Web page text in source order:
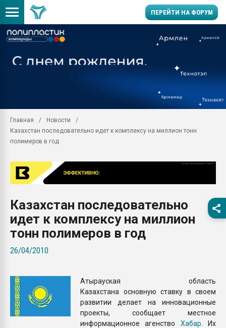
ПЕРЕЙТИ НА ФОРУМ
заводу пластмасс"
первый план в
28.07.2026
ситуацией на
Главная
Новости
Казахстан последовательно идет к комплексу на миллион тонн
полимеров в год
Казахстан последовательно
идет к комплексу на миллион
тонн полимеров в год
26/04/2010
Атырауская область
Казахстана основную ставку в своем
развитии делает на инновационные
проекты, сообщает местное
информационное агенство Хабар . Их